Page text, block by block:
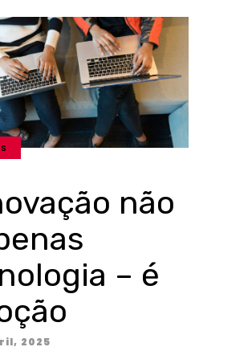
não
– é
2025